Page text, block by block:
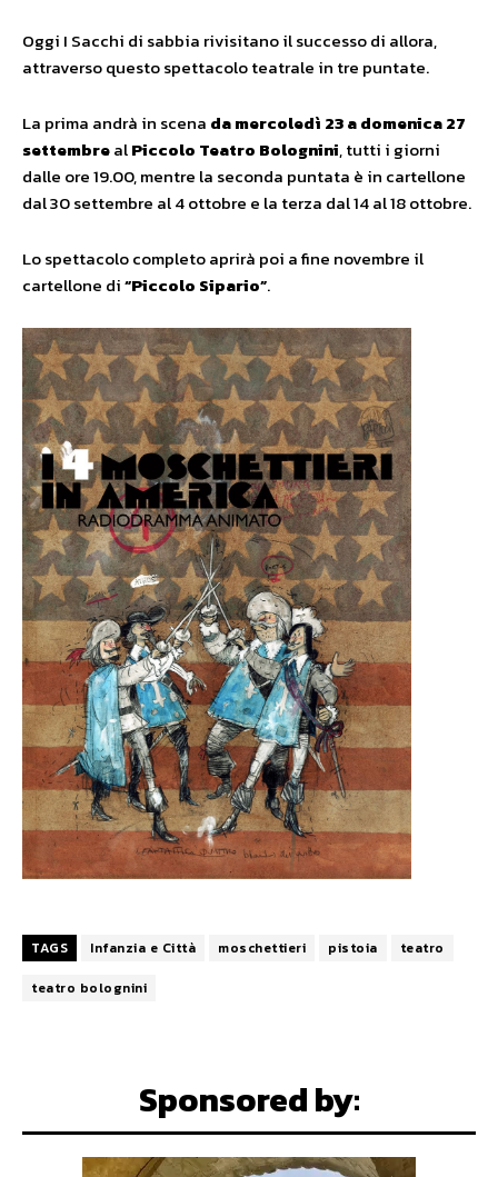
Oggi I Sacchi di sabbia rivisitano il successo di allora,
attraverso questo spettacolo teatrale in tre puntate.
La prima andrà in scena da mercoledì 23 a domenica 27
settembrealPiccolo Teatro Bolognini, tutti i giorni
dalle ore 19.00, mentre la seconda puntata è in cartellone
dal 30 settembre al 4 ottobre e la terza dal 14 al 18 ottobre.
Lo spettacolo completo aprirà poi a fine novembre il
cartellone di“Piccolo Sipario”.
TAGS Infanzia e Città moschettieri pistoia
teatro
teatro bolognini
Sponsored by: